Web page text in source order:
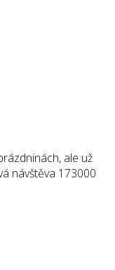
ale už
návštěva 173000